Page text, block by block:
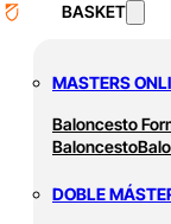
BASKET
MASTERS
Baloncesto
Baloncesto
DOBLE